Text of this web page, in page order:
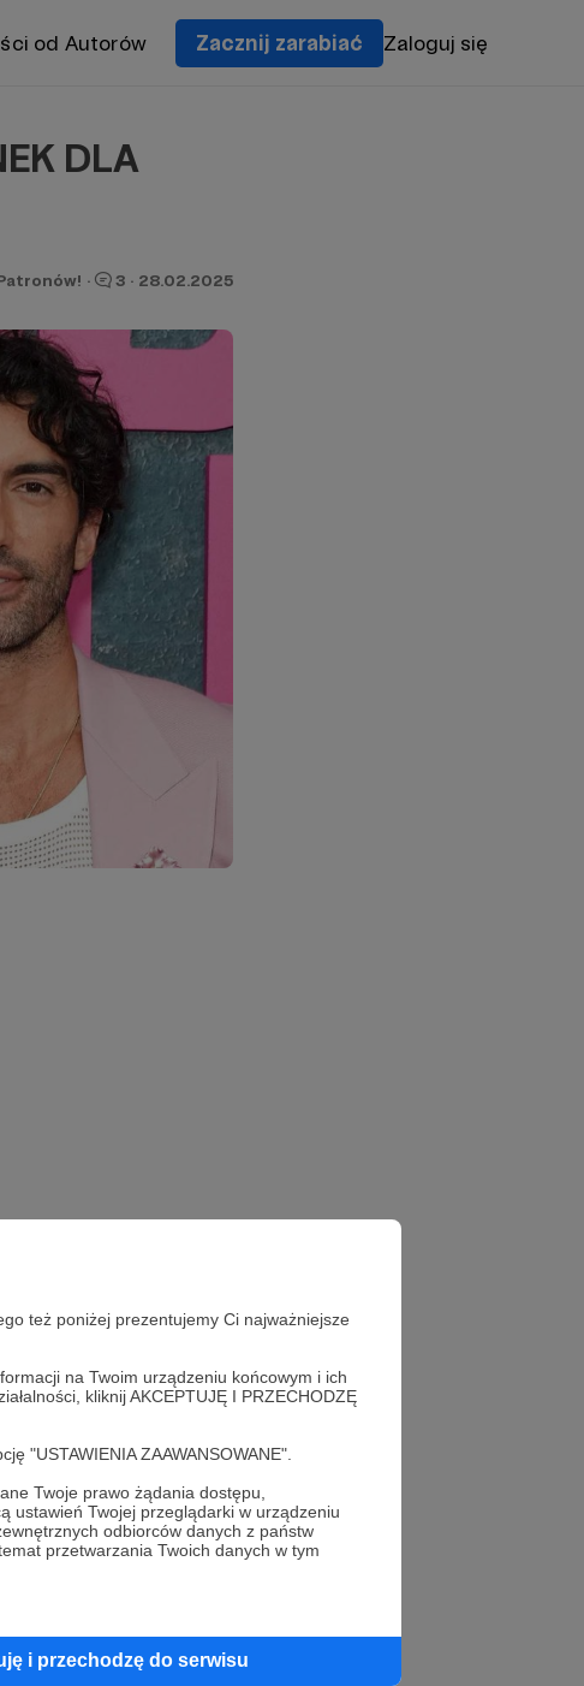
też poniżej prezentujemy Ci najważniejsze
na Twoim urządzeniu końcowym i ich
kliknij AKCEPTUJĘ I PRZECHODZĘ
"USTAWIENIA ZAAWANSOWANE".
Twoje prawo żądania dostępu,
ustawień Twojej przeglądarki w urządzeniu
odbiorców danych z państw
przetwarzania Twoich danych w tym
i przechodzę do serwisu
od Autorów Zacznij zarabiać Zaloguj się
DLA
· 3 · 28.02.2025
profil autora